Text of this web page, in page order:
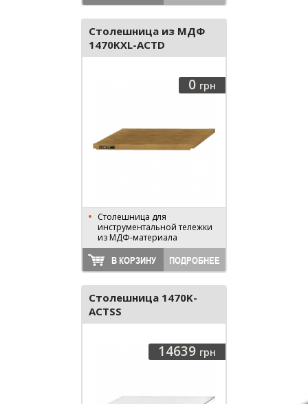
Столешница из МДФ
1470KXL-ACTD
0 грн
Столешница для
инструментальной тележки
из МДФ-материала
В КОРЗИНУ ПОДРОБНЕЕ
Столешница 1470K-
ACTSS
14639 грн